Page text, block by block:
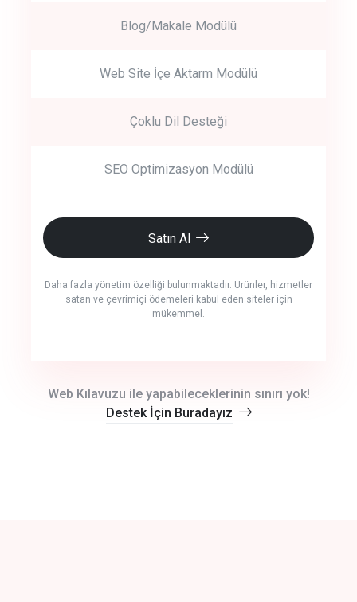
Blog/Makale Modülü
Web Site İçe Aktarm Modülü
Çoklu Dil Desteği
SEO Optimizasyon Modülü
Satın Al
Daha fazla yönetim özelliği bulunmaktadır. Ürünler, hizmetler
satan ve çevrimiçi ödemeleri kabul eden siteler için
mükemmel.
Web Kılavuzu ile yapabileceklerinin sınırı yok!
Destek İçin Buradayız